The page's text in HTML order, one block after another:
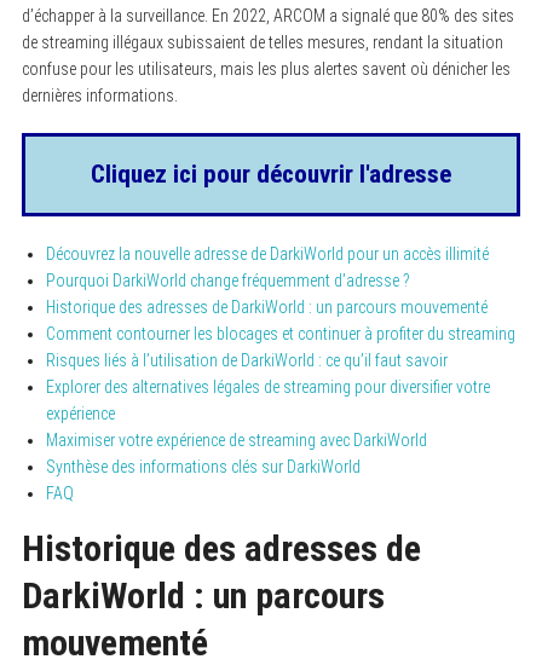
d’échapper à la surveillance. En 2022, ARCOM a signalé que 80% des sites
de streaming illégaux subissaient de telles mesures, rendant la situation
confuse pour les utilisateurs, mais les plus alertes savent où dénicher les
dernières informations.
Cliquez ici pour découvrir l'adresse
Découvrez la nouvelle adresse de DarkiWorld pour un accès illimité
Pourquoi DarkiWorld change fréquemment d’adresse ?
Historique des adresses de DarkiWorld : un parcours mouvementé
Comment contourner les blocages et continuer à profiter du streaming
Risques liés à l’utilisation de DarkiWorld : ce qu’il faut savoir
Explorer des alternatives légales de streaming pour diversifier votre
expérience
Maximiser votre expérience de streaming avec DarkiWorld
Synthèse des informations clés sur DarkiWorld
FAQ
Historique des adresses de
DarkiWorld : un parcours
mouvementé